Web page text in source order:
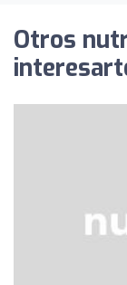
Otros